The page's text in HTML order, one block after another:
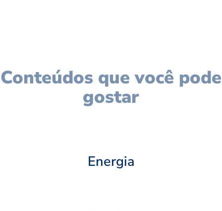
Conteúdos que você pode
gostar
Energia